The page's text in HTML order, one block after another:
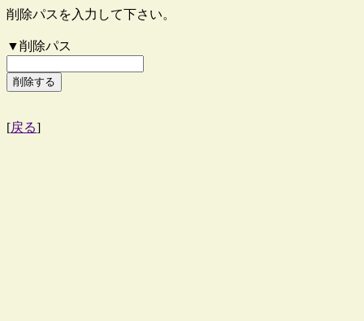
削除パスを入力して下さい。
▼削除パス
[戻る]